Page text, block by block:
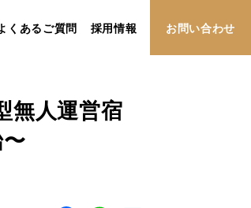
くあるご質問 採用情報 お問い合わせ
無人運営宿